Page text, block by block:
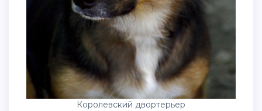
Королевский двортерьер